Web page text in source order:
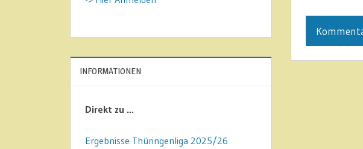
INFORMATIONEN
Direkt zu …
Ergebnisse Thüringenliga 2025/26